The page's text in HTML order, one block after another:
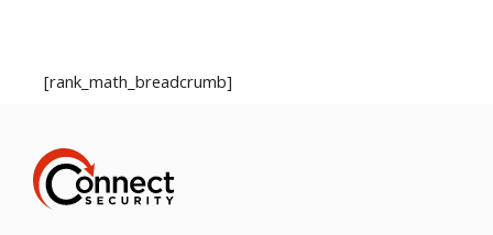
[rank_math_breadcrumb]